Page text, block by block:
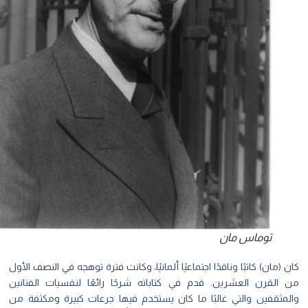
توماس مان
(مان) كاتبًا وناقدًا اجتماعيًا ألمانيًا، وكانت فترة توهجه في النصف الأول
القرن العشرين. قدم في كتاباته شرحًا رائعًا لنفسيات الفنانين
والتي غالبًا ما كان يستخدم فيها جرعات كبيرة ومكثفة من